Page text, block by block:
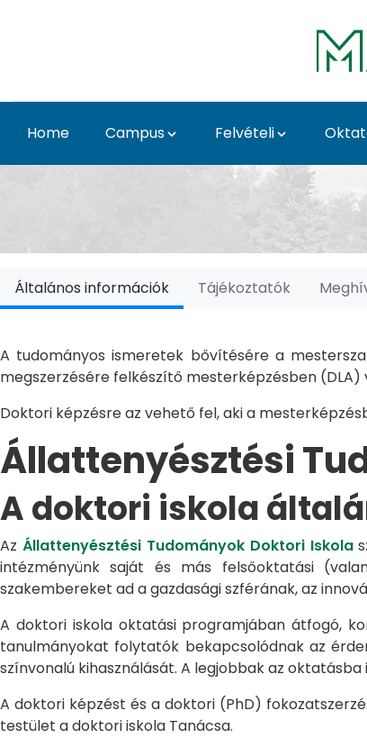
Home Campus Felvételi
Doktori Iskolák -
Általános információk Tájékoztatók
A tudományos ismeretek bővítésére a
megszerzésére felkészítő mesterképzésben
Doktori képzésre az vehető fel, aki a
Állattenyésztési
A doktori iskola
Az Állattenyésztési Tudományok Doktori Iskola
intézményünk saját és más felsőoktatási
szakembereket ad a gazdasági szférának, az
A doktori iskola oktatási programjában átfogó,
tanulmányokat folytatók bekapcsolódnak az
színvonalú kihasználását. A legjobbak az
A doktori képzést és a doktori (PhD)
testület a doktori iskola Tanácsa.